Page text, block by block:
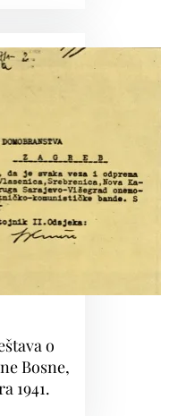
o
Bosne,
1941.